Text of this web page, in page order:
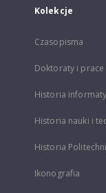
Kolekcje
Czasopisma
Doktoraty i prace
Historia
Historia nauki i
Historia
Ikonografia